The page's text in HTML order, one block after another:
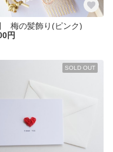
梅の髪飾り(ピンク)
円
SOLD OUT